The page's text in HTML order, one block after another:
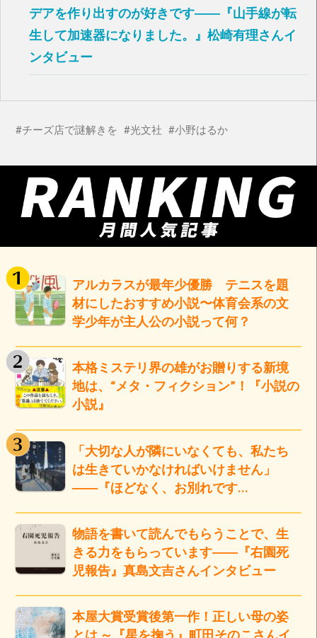
デアを作り出すのが好きです――『山手線が転
生して加速器になりました。』松崎有理さんイ
ンタビュー
チーズ店で謎解きを 光文社 小野はるか
アルカラスが最年少優勝 テニスを題
材にしたおすすめ小説〜体育会系の文
学少年が主人公の小説って何？
本格ミステリ界の雄がお贈りする新境
地は、“メタ・フィクション”！『小説の
小説』
「大切な人が隣にいなくても、私たち
は生きていかなければいけません」
――『ほどなく、お別れです…
物語を書いて読んでもらうことで、生
きる力をもらっています――『右園死
児報告』真島文吉さんインタビュー
本屋大賞受賞後第一作！正しい母の姿
とは ～『星を掬う』町田そのこさんイ